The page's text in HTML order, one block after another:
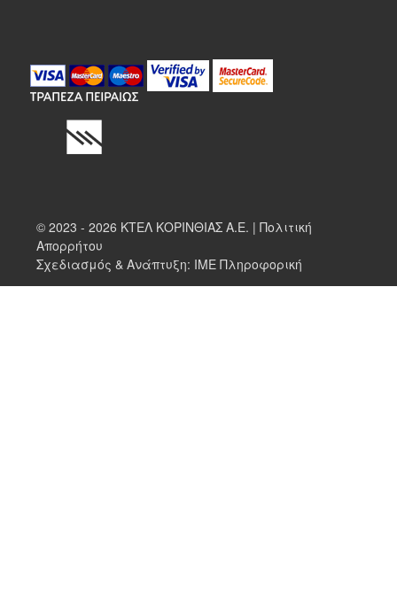
© 2023 - 2026 ΚΤΕΛ ΚΟΡΙΝΘΙΑΣ Α.Ε. |Πολιτική
Απορρήτου
Σχεδιασμός & Ανάπτυξη: ΙΜΕ Πληροφορική